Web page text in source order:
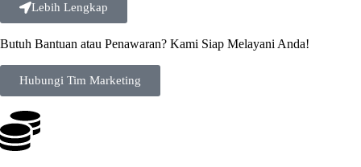
Lebih Lengkap
Butuh Bantuan atau Penawaran? Kami Siap Melayani Anda!
Hubungi Tim Marketing